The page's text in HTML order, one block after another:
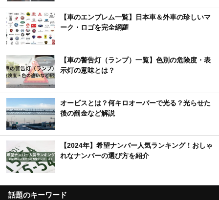
【車のエンブレム一覧】日本車＆外車の珍しいマ
ーク・ロゴを完全網羅
【車の警告灯（ランプ）一覧】色別の危険度・表
示灯の意味とは？
オービスとは？何キロオーバーで光る？光らせた
後の罰金など解説
【2024年】希望ナンバー人気ランキング！おしゃ
れなナンバーの選び方を紹介
話題のキーワード